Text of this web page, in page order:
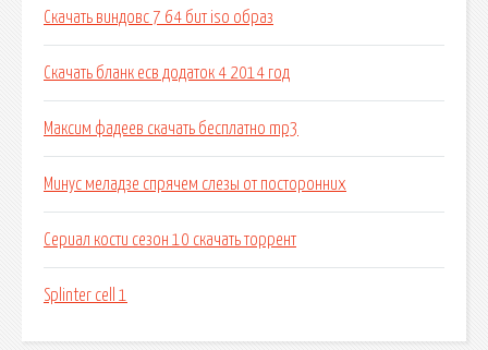
Скачать виндовс 7 64 бит iso образ
Скачать бланк есв додаток 4 2014 год
Максим фадеев скачать бесплатно mp3
Минус меладзе спрячем слезы от посторонних
Сериал кости сезон 10 скачать торрент
Splinter cell 1